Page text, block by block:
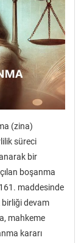
(zina)
süreci
bir
boşanma
maddesinde
birliği devam
mahkeme
kararı